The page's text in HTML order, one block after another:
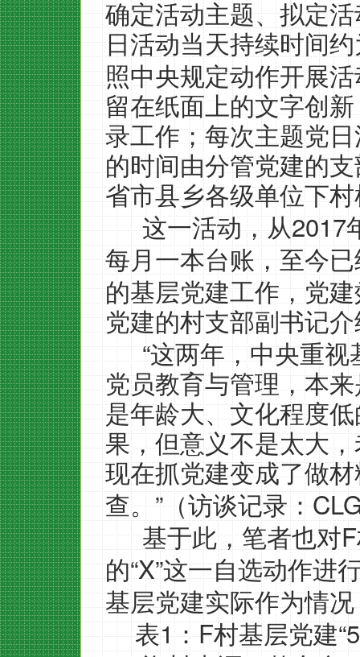
确定活动主题、拟定
日活动当天持续时间
照中央规定动作开展
留在纸面上的文字创
录工作；每次主题党
的时间由分管党建的
省市县乡各级单位下
这一活动，从2017
每月一本台账，至今已
的基层党建工作，党
党建的村支部副书记
“这两年，中央重视
党员教育与管理，本
是年龄大、文化程度
果，但意义不是太大
现在抓党建变成了做
查。”（访谈记录：
基于此，笔者也对F
的“X”这一自选动作进
基层党建实际作为情
表1：F村基层党建